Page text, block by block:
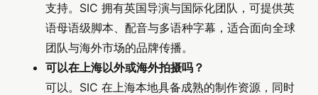
支持。SIC 拥有英国导演与国际化团队，可提供英
语母语级脚本、配音与多语种字幕，适合面向全球
团队与海外市场的品牌传播。
可以在上海以外或海外拍摄吗？
可以。SIC 在上海本地具备成熟的制作资源，同时